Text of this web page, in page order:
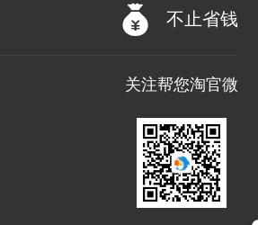
不止省钱
关注帮您淘官微